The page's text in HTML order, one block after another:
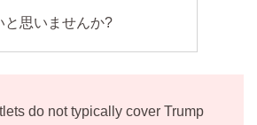
と思いませんか?
do not typically cover Trump